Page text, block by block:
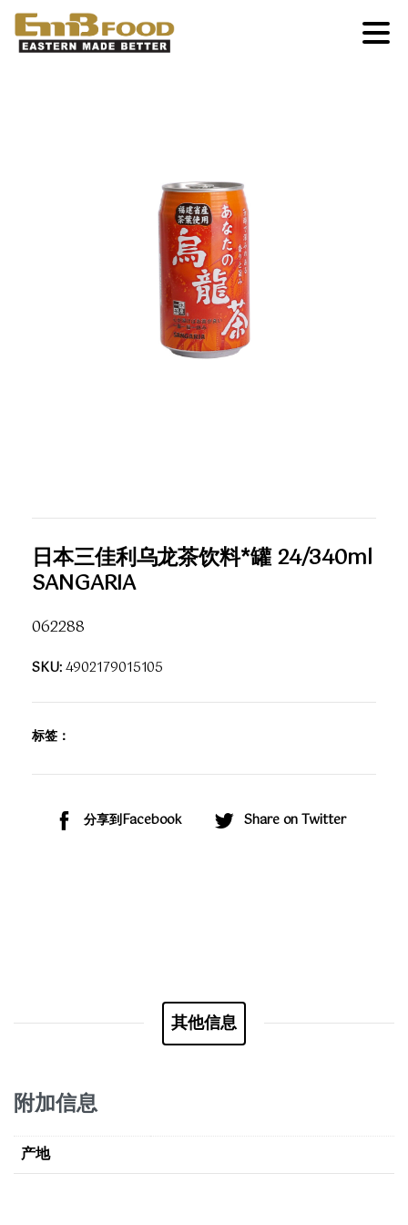
日本三佳利乌龙茶饮料*罐 24/340ml
SANGARIA
062288
SKU:4902179015105
标签：
分享到Facebook Share on Twitter
其他信息
附加信息
产地